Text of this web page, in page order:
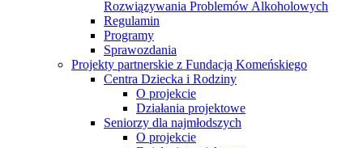
Rozwiązywania Problemów Alkoholowych
Regulamin
Programy
Sprawozdania
Projekty partnerskie z Fundacją Komeńskiego
Centra Dziecka i Rodziny
O projekcie
Działania projektowe
Seniorzy dla najmłodszych
O projekcie